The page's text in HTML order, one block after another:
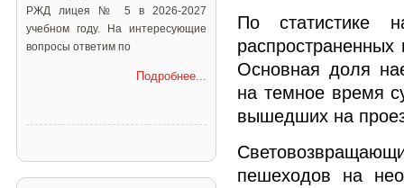
РЖД лицея № 5 в 2026-2027
учебном году. На интересующие
вопросы ответим по
Подробнее...
По
Основная доля
на темное время
вышедших на
пешеходов на